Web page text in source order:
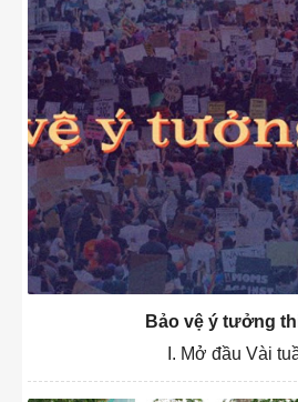
Bảo vệ ý tưởng
I. Mở đầu Vài